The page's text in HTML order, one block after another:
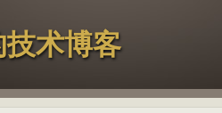
术博客